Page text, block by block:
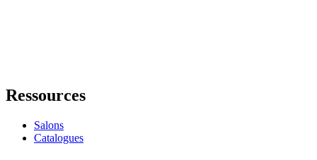
Ressources
Salons
Catalogues